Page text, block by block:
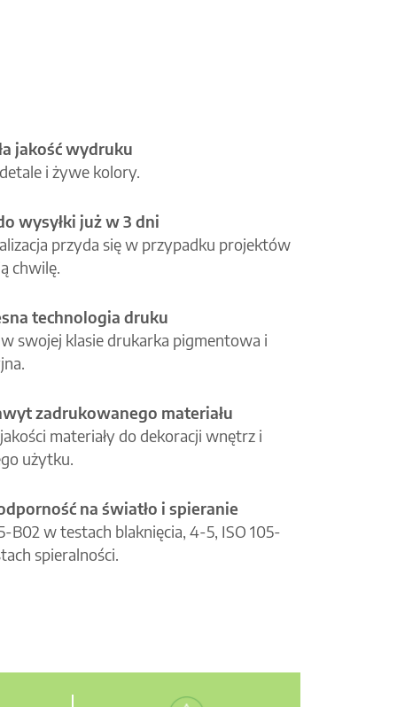
jakość wydruku
i żywe kolory.
wysyłki już w 3 dni
przyda się w przypadku projektów
chwilę.
technologia druku
swojej klasie drukarka pigmentowa i
zadrukowanego materiału
materiały do dekoracji wnętrz i
użytku.
na światło i spieranie
B02 w testach blaknięcia, 4-5, ISO 105-
spieralności.